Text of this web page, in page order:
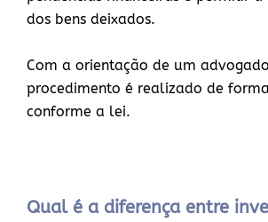
dos bens deixados.
Com a orientação de um
procedimento é realizado de
conforme a lei.
Qual é a diferença entre